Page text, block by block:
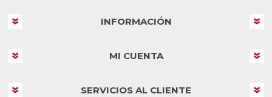
INFORMACIÓN
MI CUENTA
SERVICIOS AL CLIENTE